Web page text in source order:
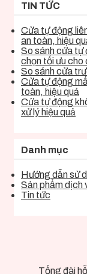
TIN TỨC
Cửa tự động
an toàn, hiệu
So sánh cửa tự
chọn tối ưu cho
So sánh cửa
Cửa tự động
toàn, hiệu quả
Cửa tự động
xử lý hiệu quả
Danh mục
Hướng dẫn sử
Sản phẩm dịch
Tin tức
Tổng đài